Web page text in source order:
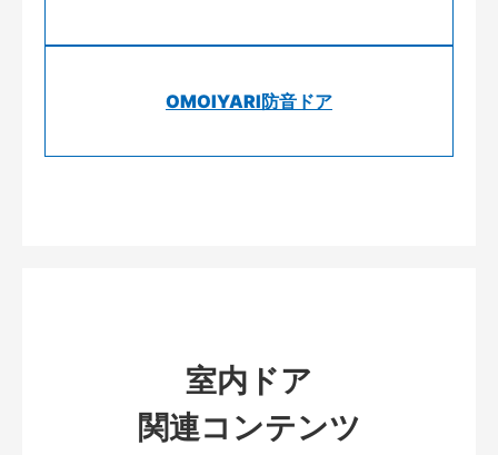
OMOIYARI防音ドア
室内ドア
関連コンテンツ